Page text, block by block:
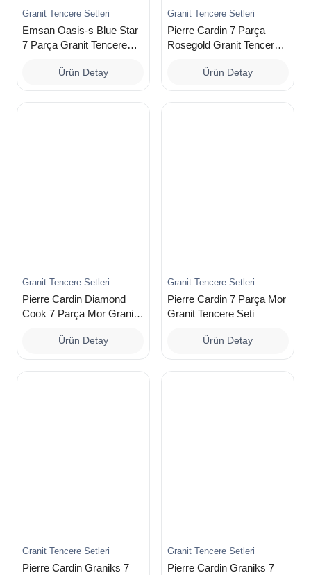
Granit Tencere Setleri
Emsan Oasis-s Blue Star
7 Parça Granit Tencere
Ürün Detay
Granit Tencere Setleri
Pierre Cardin 7 Parça
Rosegold Granit Tencere
Ürün Detay
Granit Tencere Setleri
Pierre Cardin Diamond
Cook 7 Parça Mor Granit
Ürün Detay
Granit Tencere Setleri
Pierre Cardin 7 Parça Mor
Granit Tencere Seti
Ürün Detay
Granit Tencere Setleri
Pierre Cardin Graniks 7
Granit Tencere Setleri
Pierre Cardin Graniks 7